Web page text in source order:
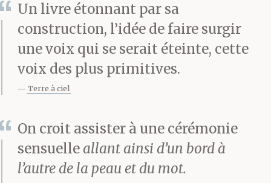
Un livre étonnant par sa
construction, l’idée de faire surgir
une voix qui se serait éteinte, cette
voix des plus primitives.
Terre à ciel
On croit assister à une cérémonie
sensuelle allant ainsi d’un bord à
l’autre de la peau et du mot.